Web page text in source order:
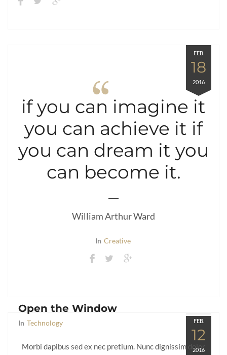
FEB.
18
2016
if you can imagine it
you can achieve it if
you can dream it you
can become it.
William Arthur Ward
In Creative
FEB.
12
2016
Open the Window
In Technology
Morbi dapibus sed ex nec pretium. Nunc dignissim dolor